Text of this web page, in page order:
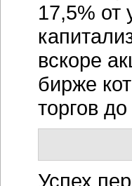
17,5% от
вскоре
бирже
торгов
Успех